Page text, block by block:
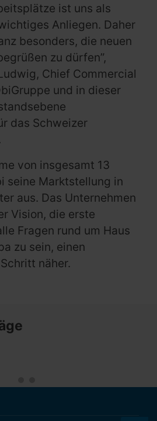
ist uns als
Anliegen. Daher
besonders, die neuen
zu dürfen”,
Chief Commercial
und in dieser
das Schweizer
von insgesamt 13
seine Marktstellung in
aus. Das Unternehmen
Vision, die erste
Fragen rund um Haus
zu sein, einen
näher.